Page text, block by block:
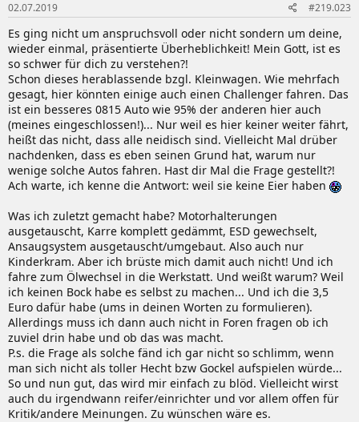
02.07.2019 #219.023
Es ging nicht um anspruchsvoll oder nicht sondern um deine,
wieder einmal, präsentierte Überheblichkeit! Mein Gott, ist es
so schwer für dich zu verstehen?!
Schon dieses herablassende bzgl. Kleinwagen. Wie mehrfach
gesagt, hier könnten einige auch einen Challenger fahren. Das
ist ein besseres 0815 Auto wie 95% der anderen hier auch
(meines eingeschlossen!)... Nur weil es hier keiner weiter fährt,
heißt das nicht, dass alle neidisch sind. Vielleicht Mal drüber
nachdenken, dass es eben seinen Grund hat, warum nur
wenige solche Autos fahren. Hast dir Mal die Frage gestellt?!
Ach warte, ich kenne die Antwort: weil sie keine Eier haben
Was ich zuletzt gemacht habe? Motorhalterungen
ausgetauscht, Karre komplett gedämmt, ESD gewechselt,
Ansaugsystem ausgetauscht/umgebaut. Also auch nur
Kinderkram. Aber ich brüste mich damit auch nicht! Und ich
fahre zum Ölwechsel in die Werkstatt. Und weißt warum? Weil
ich keinen Bock habe es selbst zu machen... Und ich die 3,5
Euro dafür habe (ums in deinen Worten zu formulieren).
Allerdings muss ich dann auch nicht in Foren fragen ob ich
zuviel drin habe und ob das was macht.
P.s. die Frage als solche fänd ich gar nicht so schlimm, wenn
man sich nicht als toller Hecht bzw Gockel aufspielen würde...
So und nun gut, das wird mir einfach zu blöd. Vielleicht wirst
auch du irgendwann reifer/einrichter und vor allem offen für
Kritik/andere Meinungen. Zu wünschen wäre es.